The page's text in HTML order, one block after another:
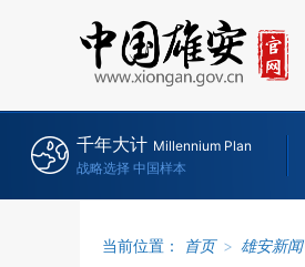
千年大计 Millennium Plan
战略选择 中国样本
当前位置： 首页 > 雄安新闻